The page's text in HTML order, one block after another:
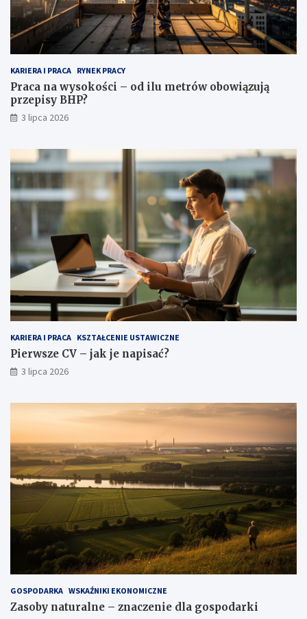
KARIERA I PRACA RYNEK PRACY
Praca na wysokości – od ilu metrów obowiązują
przepisy BHP?
3 lipca 2026
KARIERA I PRACA KSZTAŁCENIE USTAWICZNE
Pierwsze CV – jak je napisać?
3 lipca 2026
GOSPODARKA WSKAŹNIKI EKONOMICZNE
Zasoby naturalne – znaczenie dla gospodarki